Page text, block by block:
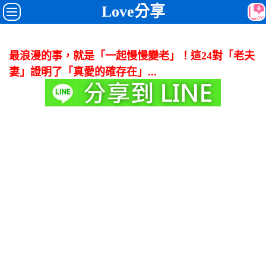
Love分享
最浪漫的事，就是「一起慢慢變老」！這24對「老夫
妻」證明了「真愛的確存在」...